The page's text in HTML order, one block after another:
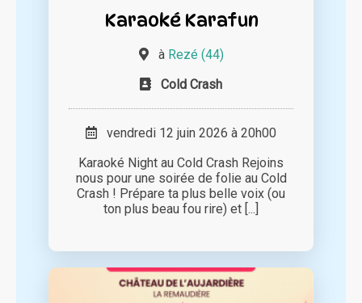
Karaoké Karafun
à Rezé (44)
Cold Crash
vendredi 12 juin 2026 à 20h00
Karaoké Night au Cold Crash Rejoins
nous pour une soirée de folie au Cold
Crash ! Prépare ta plus belle voix (ou
ton plus beau fou rire) et [...]